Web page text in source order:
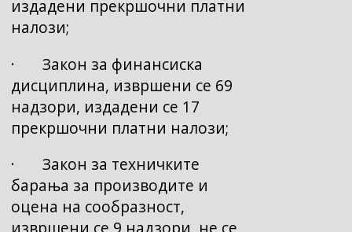
издадени прекршочни платни
налози;
· Закон за финансиска
дисциплина, извршени се 69
надзори, издадени се 17
прекршочни платни налози;
· Закон за техничките
барања за производите и
оцена на сообразност,
извршени се 9 надзори, не се